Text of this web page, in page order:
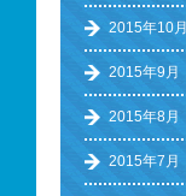
2015年10月
2015年9月
2015年8月
2015年7月